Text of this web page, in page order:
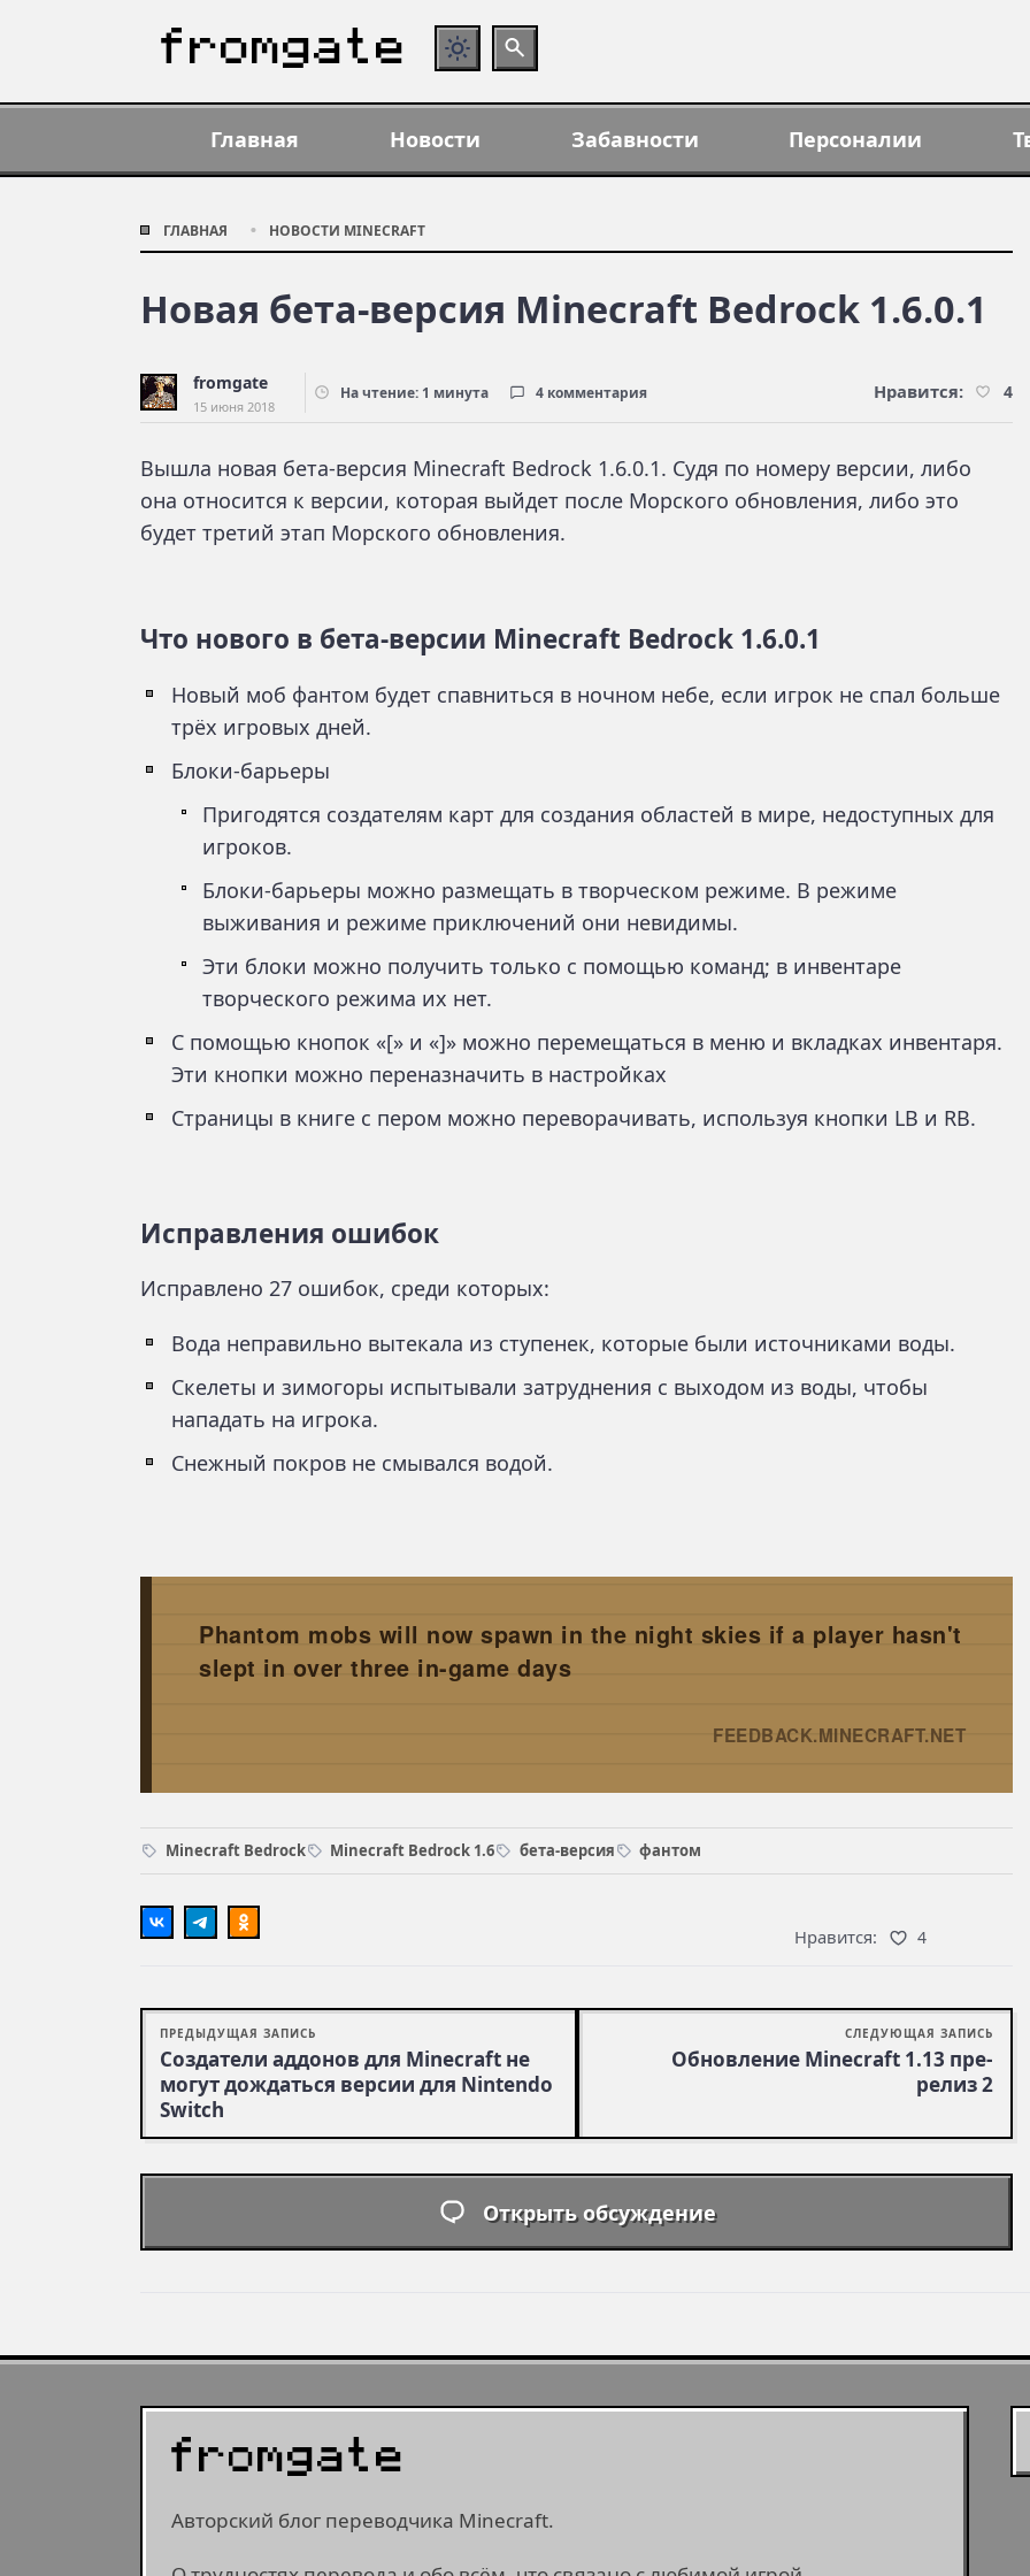
Главная Новости Забавности Персоналии
ГЛАВНАЯ НОВОСТИ MINECRAFT
Новая бета-версия Minecraft Bedrock 1.6.0.1
fromgate
15 июня 2018
На чтение: 1 минута 4 комментария Нравится: 4
Вышла новая бета-версия Minecraft Bedrock 1.6.0.1. Судя по номеру версии, либо
она относится к версии, которая выйдет после Морского обновления, либо это
будет третий этап Морского обновления.
Что нового в бета-версии Minecraft Bedrock 1.6.0.1
Новый моб фантом будет спавниться в ночном небе, если игрок не спал больше
трёх игровых дней.
Блоки-барьеры
Пригодятся создателям карт для создания областей в мире, недоступных для
игроков.
Блоки-барьеры можно размещать в творческом режиме. В режиме
выживания и режиме приключений они невидимы.
Эти блоки можно получить только с помощью команд; в инвентаре
творческого режима их нет.
С помощью кнопок «[» и «]» можно перемещаться в меню и вкладках инвентаря.
Эти кнопки можно переназначить в настройках
Страницы в книге с пером можно переворачивать, используя кнопки LB и RB.
Исправления ошибок
Исправлено 27 ошибок, среди которых:
Вода неправильно вытекала из ступенек, которые были источниками воды.
Скелеты и зимогоры испытывали затруднения с выходом из воды, чтобы
нападать на игрока.
Снежный покров не смывался водой.
Phantom mobs will now spawn in the night skies if a player hasn't
slept in over three in-game days
FEEDBACK.MINECRAFT.NET
Minecraft Bedrock Minecraft Bedrock 1.6 бета-версия фантом
Нравится: 4
ПРЕДЫДУЩАЯ ЗАПИСЬ
Создатели аддонов для Minecraft не
могут дождаться версии для Nintendo
Switch
СЛЕДУЮЩАЯ ЗАПИСЬ
Обновление Minecraft 1.13 пре-
релиз 2
Открыть обсуждение
Авторский блог переводчика Minecraft.